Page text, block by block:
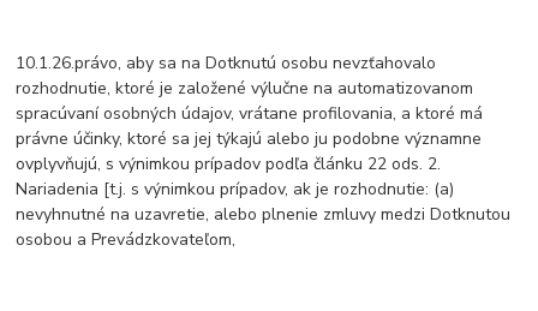
10.1.26.právo, aby sa na Dotknutú osobu nevzťahovalo
rozhodnutie, ktoré je založené výlučne na automatizovanom
spracúvaní osobných údajov, vrátane profilovania, a ktoré má
právne účinky, ktoré sa jej týkajú alebo ju podobne významne
ovplyvňujú, s výnimkou prípadov podľa článku 22 ods. 2.
Nariadenia [t.j. s výnimkou prípadov, ak je rozhodnutie: (a)
nevyhnutné na uzavretie, alebo plnenie zmluvy medzi Dotknutou
osobou a Prevádzkovateľom,